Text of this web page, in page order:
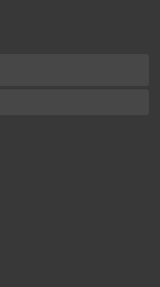
iba prihlásený užívateľ.